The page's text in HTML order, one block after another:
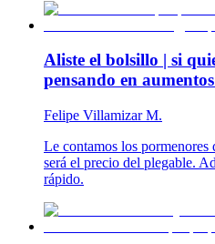
Aliste el bolsillo | si
pensando en
Felipe Villamizar M.
Le contamos los pormenores
será el precio del plegable.
rápido.